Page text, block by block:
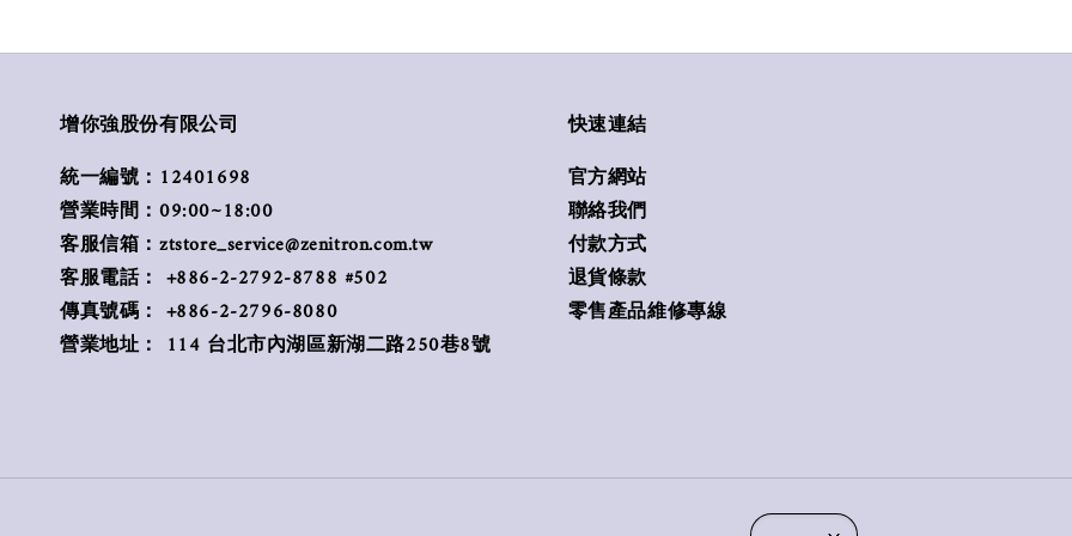
增你強股份有限公司
統一編號：12401698
營業時間：09:00~18:00
客服信箱：ztstore_service@zenitron.com.tw
客服電話： +886-2-2792-8788 #502
傳真號碼： +886-2-2796-8080
營業地址： 114 台北市內湖區新湖二路250巷8號
快速連結
官方網站
聯絡我們
付款方式
退貨條款
零售產品維修專線